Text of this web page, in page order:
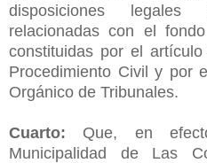
disposiciones
relacionadas con el
constituidas por el
Procedimiento Civil y por
Orgánico de Tribunales.
Cuarto: Que, en
Municipalidad de Las